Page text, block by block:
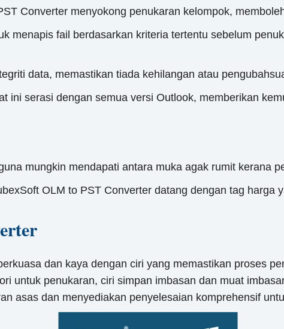
Converter menyokong penukaran kelompok,
menapis fail berdasarkan kriteria tertentu sebelum
data, memastikan tiada kehilangan atau
ini serasi dengan semua versi Outlook, memberikan
mungkin mendapati antara muka agak rumit kerana
OLM to PST Converter datang dengan tag harga
dan kaya dengan ciri yang memastikan proses
untuk penukaran, ciri simpan imbasan dan muat
asas dan menyediakan penyelesaian komprehensif